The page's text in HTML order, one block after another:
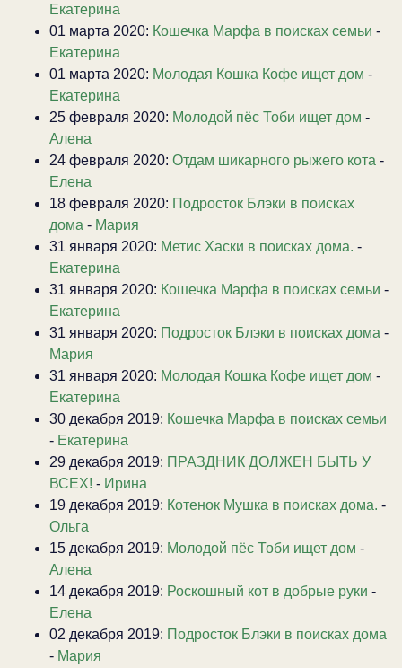
Екатерина
01 марта 2020: Кошечка Марфа в поисках семьи -
Екатерина
01 марта 2020: Молодая Кошка Кофе ищет дом -
Екатерина
25 февраля 2020: Молодой пёс Тоби ищет дом -
Алена
24 февраля 2020: Отдам шикарного рыжего кота -
Елена
18 февраля 2020: Подросток Блэки в поисках
дома - Мария
31 января 2020: Метис Хаски в поисках дома. -
Екатерина
31 января 2020: Кошечка Марфа в поисках семьи -
Екатерина
31 января 2020: Подросток Блэки в поисках дома -
Мария
31 января 2020: Молодая Кошка Кофе ищет дом -
Екатерина
30 декабря 2019: Кошечка Марфа в поисках семьи
- Екатерина
29 декабря 2019: ПРАЗДНИК ДОЛЖЕН БЫТЬ У
ВСЕХ! - Ирина
19 декабря 2019: Котенок Мушка в поисках дома. -
Ольга
15 декабря 2019: Молодой пёс Тоби ищет дом -
Алена
14 декабря 2019: Роскошный кот в добрые руки -
Елена
02 декабря 2019: Подросток Блэки в поисках дома
- Мария